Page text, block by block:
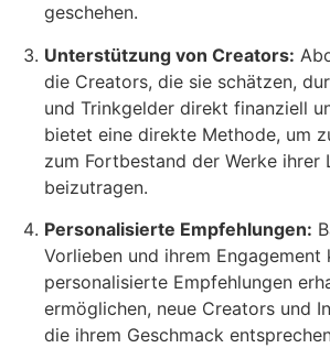
geschehen.
Unterstützung von Creators:
die Creators, die sie schätzen,
und Trinkgelder direkt finanziell
bietet eine direkte Methode, um
zum Fortbestand der Werke ihrer
beizutragen.
Personalisierte Empfehlungen:
Vorlieben und ihrem Engagement
personalisierte Empfehlungen
ermöglichen, neue Creators und
die ihrem Geschmack